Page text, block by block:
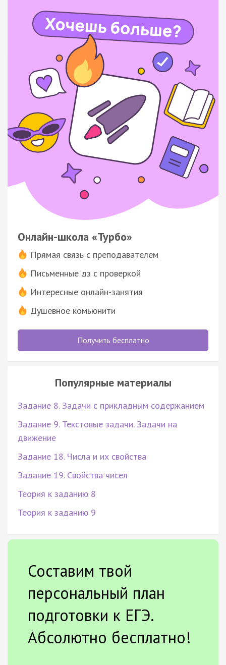
Онлайн-школа «Турбо»
Прямая связь с преподавателем
Письменные дз с проверкой
Интересные онлайн-занятия
Душевное комьюнити
Получить бесплатно
Популярные материалы
Задание 8. Задачи с прикладным содержанием
Задание 9. Текстовые задачи. Задачи на
движение
Задание 18. Числа и их свойства
Задание 19. Свойства чисел
Теория к заданию 8
Теория к заданию 9
Составим твой
персональный план
подготовки к ЕГЭ.
Абсолютно бесплатно!